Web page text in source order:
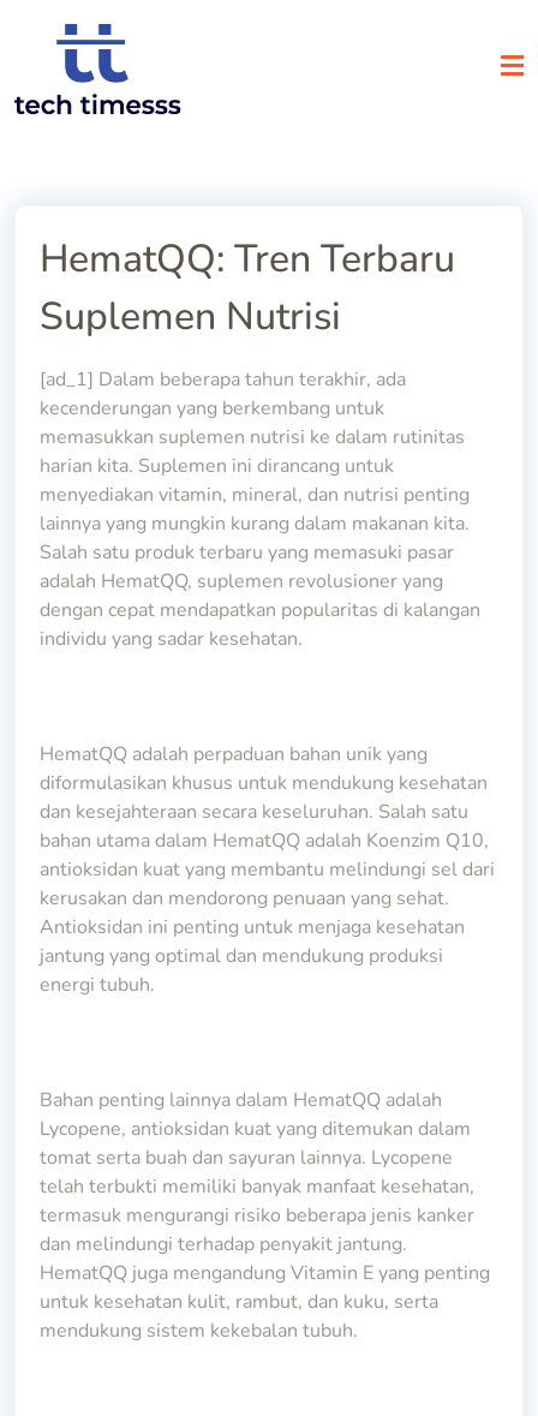
HematQQ: Tren Terbaru
Suplemen Nutrisi
[ad_1] Dalam beberapa tahun terakhir, ada
kecenderungan yang berkembang untuk
memasukkan suplemen nutrisi ke dalam rutinitas
harian kita. Suplemen ini dirancang untuk
menyediakan vitamin, mineral, dan nutrisi penting
lainnya yang mungkin kurang dalam makanan kita.
Salah satu produk terbaru yang memasuki pasar
adalah HematQQ, suplemen revolusioner yang
dengan cepat mendapatkan popularitas di kalangan
individu yang sadar kesehatan.
HematQQ adalah perpaduan bahan unik yang
diformulasikan khusus untuk mendukung kesehatan
dan kesejahteraan secara keseluruhan. Salah satu
bahan utama dalam HematQQ adalah Koenzim Q10,
antioksidan kuat yang membantu melindungi sel dari
kerusakan dan mendorong penuaan yang sehat.
Antioksidan ini penting untuk menjaga kesehatan
jantung yang optimal dan mendukung produksi
energi tubuh.
Bahan penting lainnya dalam HematQQ adalah
Lycopene, antioksidan kuat yang ditemukan dalam
tomat serta buah dan sayuran lainnya. Lycopene
telah terbukti memiliki banyak manfaat kesehatan,
termasuk mengurangi risiko beberapa jenis kanker
dan melindungi terhadap penyakit jantung.
HematQQ juga mengandung Vitamin E yang penting
untuk kesehatan kulit, rambut, dan kuku, serta
mendukung sistem kekebalan tubuh.